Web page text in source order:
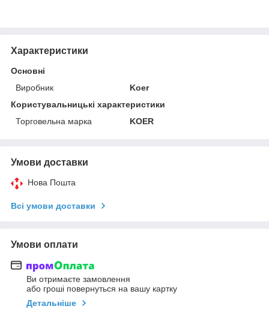
Характеристики
Основні
Виробник
Koer
Користувальницькі характеристики
Торговельна марка
KOER
Умови доставки
Нова Пошта
Всі умови доставки
Умови оплати
Ви отримаєте замовлення
або гроші повернуться на вашу картку
Детальніше